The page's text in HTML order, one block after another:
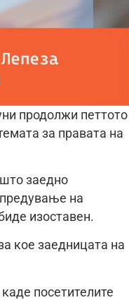
продолжи петтото
за правата на
заедно
на
изоставен.
кое заедницата на
посетителите